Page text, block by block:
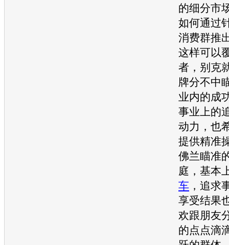
的细分市
如何通过
消费群推
这样可以
者， 别克
牌分不中
业内的成
事业上的
动力，也
提供精准
佛兰瞄准
庭，基本
车 ，追求
享受结果
欢跟朋友
的点点滴